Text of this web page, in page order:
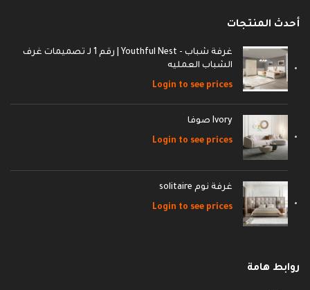
أحدث المنتجات
غرفة شباب - Youthful Nest | رقم 1 لـ تصميمات غرف
الشباب العمليه
Login to see prices
Ivory صوفا
Login to see prices
غرفة نوم solitaire
Login to see prices
روابط هامة